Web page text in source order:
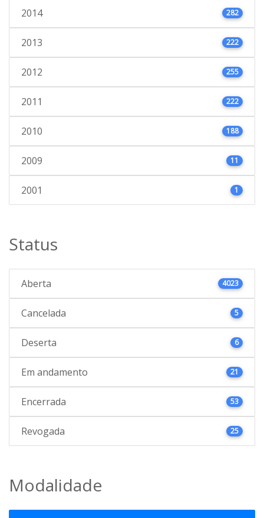
2014 282
2013 222
2012 255
2011 222
2010 188
2009 11
2001 1
Status
Aberta 4023
Cancelada 5
Deserta 6
Em andamento 21
Encerrada 53
Revogada 25
Modalidade